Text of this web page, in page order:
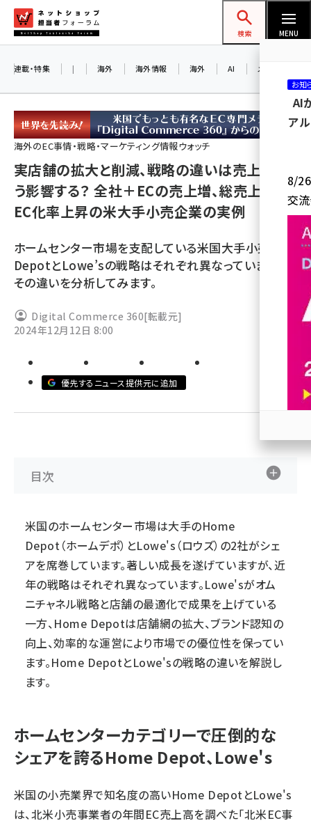
ン
ネットショップ担当者フォーラム
検索 MENU
yahoo (1908)
楽天 (1876)
アスクル (1122)
base (1083)
ビィ・フォアード (781)
revico (744)
連載・特集 | 海外 海外情報 海外 AI メタバース
海外のEC事情・戦略・マーケティング情報ウォッチ
実店舗の拡大と削減、戦略の違いは売上にど
う影響する？ 全社＋ECの売上増、総売上減も
EC化率上昇の米大手小売企業の実例
ホームセンター市場を支配している米国大手小売ome
DepotとLowe’sの戦略はそれぞれ異なっています。
その違いを分析してみます。
Digital Commerce 360[転載元]
2024年12月12日 8:00
優先するニュース提供元に追加
目次
米国のホームセンター市場は大手のHome
Depot（ホームデポ）とLowe's（ロウズ）の2社がシェ
アを席巻しています。著しい成長を遂げていますが、近
年の戦略はそれぞれ異なっています。Lowe'sがオム
ニチャネル戦略と店舗の最適化で成果を上げている
一方、Home Depotは店舗網の拡大、ブランド認知の
向上、効率的な運営により市場での優位性を保ってい
ます。Home DepotとLowe'sの戦略の違いを解説し
ます。
ホームセンターカテゴリーで圧倒的な
シェアを誇るHome Depot、Lowe's
米国の小売業界で知名度の高いHome DepotとLowe's
は、北米小売事業者の年間EC売上高を調べた「北米EC事
お知
AI
ア
8/26
交
参